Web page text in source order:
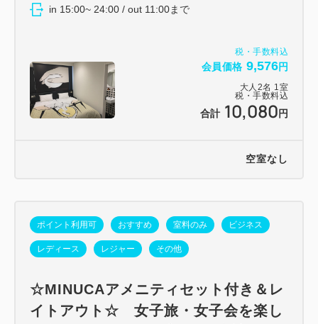
税・手数料込
会員価格 9,576円
大人 2名 1室
税・手数料込
合計 10,080 円
in 15:00~ 24:00 / out 11:00まで
空室なし
ポイント利用可 おすすめ 室料のみ ビジネス
レディース レジャー その他
☆MINUCAアメニティセット付き＆レ
イトアウト☆ 女子旅・女子会を楽し